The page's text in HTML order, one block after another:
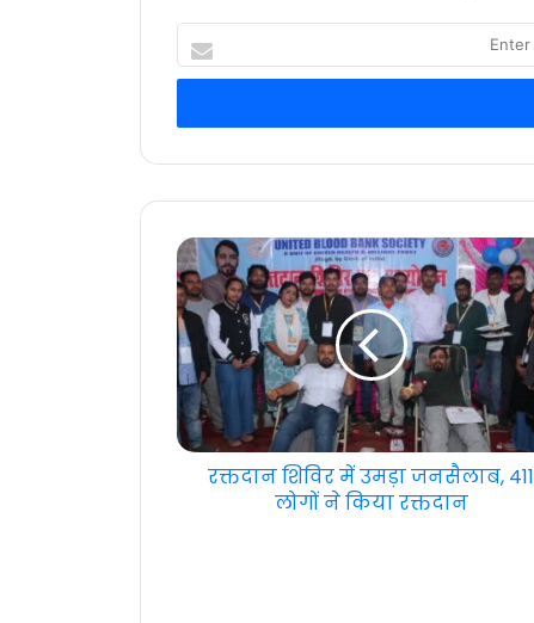
your
address
रक्तदान शिविर में उमड़ा जनसैलाब, 411
लोगों ने किया रक्तदान